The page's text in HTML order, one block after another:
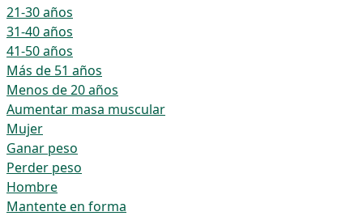
21-30 años
31-40 años
41-50 años
Más de 51 años
Menos de 20 años
Aumentar masa muscular
Mujer
Ganar peso
Perder peso
Hombre
Mantente en forma